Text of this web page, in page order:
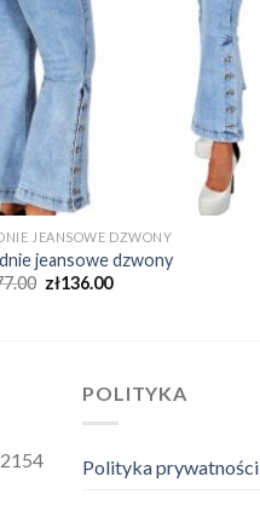
JEANSOWE DZWONY
jeansowe dzwony
zł136.00
POLITYKA
Polityka prywatności